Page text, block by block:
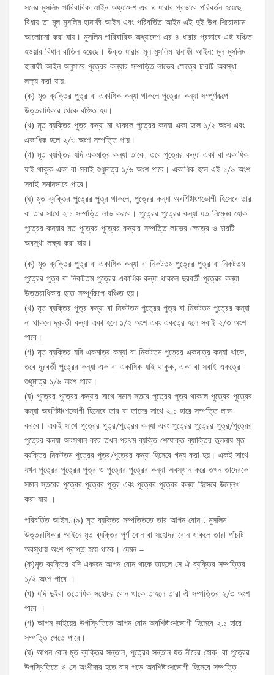
সনের মুসলিম পারিবারিক আইন অধ্যাদেশ এর ৪ ধারার প্রভাবে পরিবর্তন হয়েছে
বিধায় তা মূল মুসলিম হানাফী আইন এবং পরিবর্তিত আইন এই দুই উপ-শিরোনামে
আলোচনা করা যায়। মুসলিম পারিবারিক অধ্যাদেশ এর ৪ ধারার প্রভাবে এই বঞ্চিত
হওয়ার বিধান বাতিল হয়েছে। উক্ত ধারার মূল মুসলিম হানাফী আইন: মুল মুসলিম
হানাফী আইন অনুসারে পুত্রের কন্যার সম্পত্তি লাভের ক্ষেত্রে চারটি অবস্থা
লক্ষ্য করা যায়:
(ক) মৃত ব্যক্তির পুত্র বা একাধিক কন্যা থাকলে পুত্রের কন্যা সম্পূর্ণরূপে
উত্তরাধিকার থেকে বঞ্চিত হয়।
(খ) মৃত ব্যক্তির পুত্র-কন্যা না থাকলে পুত্রের কন্যা একা হলে ১/২ অংশ এবং
একাধিক হলে ২/৩ অংশ সম্পত্তি পায়।
(গ) মৃত ব্যক্তির যদি একমাত্র কন্যা তাকে, তবে পুত্রের কন্যা একা বা একাধিক
যাই থাকুক একা বা সবাই শুধুমাত্র ১/৬ অংশ পাবে। একাধিক হলে এই ১/৬ অংশ
সবাই সমানভাবে পাবে।
(ঘ) মৃত ব্যক্তির পুত্রের পুত্র থাকলে, পুত্রের কন্যা অবশিষ্টাংশভোগী হিসেবে তার
বা তার সাথে ২:১ সম্পত্তি লাভ করবে। পুত্রের পুত্রের কন্যা যত নিম্নের হোক
পুত্রের কন্যার মত পুত্রের পুত্রের কন্যার সম্পত্তি লাভের ক্ষেত্রে ও চারটি
অবস্থা লক্ষ্য করা যায়।
(ক) মৃত ব্যক্তির পুত্র বা একাধিক কন্যা বা নিকটতম পুত্রের পুত্র বা নিকটতম
পুত্রের পুত্র বা নিকটতম পুত্রের একাধিক কন্যা থাকলে দুরবর্তী পুত্রের কন্যা
উত্তরাধিকার হতে সম্পূর্ণরূপে বঞ্চিত হয়।
(খ) মৃত ব্যক্তির পুত্র কন্যা বা নিকটতম পুত্রের পুত্র বা নিকটতম পুত্রের কন্যা
না থাকলে দূরবর্তী কন্যা একা হলে ১/২ অংশ এবং একত্রে হলে সবাই ২/৩ অংশ
পাবে।
(গ) মৃত ব্যক্তির যদি একমাত্র কন্যা বা নিকটতম পুত্রের একমাত্র কন্যা থাকে,
তবে দূরবর্তী পুত্রের কন্যা এক বা একাধিক যাই থাকুক, একা বা সবাই একত্রে
শুধুমাত্র ১/৬ অংশ পাবে।
(ঘ) পুত্রের পুত্রের কন্যার সাথে সমান স্তরে পুত্রের পুত্র থাকলে পুত্রের পুত্রের
কন্যা অবশিষ্টাংশভোগী হিসেবে তার বা তাদের সাথে ২:১ হারে সম্পত্তি লাভ
করবে। একই সাথে পুত্রের পুত্র/পুত্রের কন্যা এবং পুত্রের পুত্রের পুত্র/পুত্রের
পুত্রের কন্যা অবস্থান করে তখন প্রথম ব্যক্তি শেষোক্ত ব্যাক্তির তুলনায় মৃত
ব্যক্তির নিকটতম পুত্রের পুত্র/পুত্রের কন্যা হিসেবে গন্য করা হয়। একই সাথে
যখন পুত্রের পুত্রের পুত্র ও পুত্রের পুত্রের কন্যা অবস্থান করে তখন তাদেরকে
সমান স্তরের পুত্রের পুত্রের পুত্র এবং পুত্রের পুত্রের কন্যা হিসেবে উল্লেখ
করা যায় ।
পরিবর্তিত আইন: (৯) মৃত ব্যক্তির সম্পত্তিতে তার আপন বোন : মুসলিম
উত্তরাধিকার আইনে মৃত ব্যক্তির পুর্ণ বোন বা সহোদর বোন থাকলে তারা পাঁচটি
অবস্থায় অংশ প্রাপ্ত হয়ে থাকে। যেমন –
(ক)মৃত ব্যক্তির যদি একজন আপন বোন থাকে তাহলে সে ঐ ব্যক্তির সম্পত্তির
১/২ অংশ পাবে ।
(খ) যদি দুইবা ততোধিক সহোদর বোন থাকে তাহলে তারা ঐ সম্পত্তির ২/৩ অংশ
পাবে ।
(গ) আপন ভাইয়ের উপস্থিতিতে আপন বোন অবশিষ্টাংশভোগী হিসেবে ২:১ হারে
সম্পত্তি পেতে পারে।
(ঘ) আপন বোন মৃত ব্যক্তির সন্তান, পুত্রের সন্তান যত নীচের হোক, বা পুত্রের
উপস্থিতিতে ও সে অংশীদার হতে বাদ পড়ে অবশিষ্টাংশভোগী হিসেবে সম্পত্তি